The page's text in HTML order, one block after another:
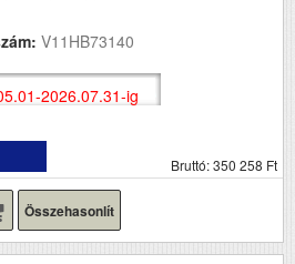
V11HB73140
2026.07.31-ig
Bruttó: 350 258 Ft
Összehasonlít